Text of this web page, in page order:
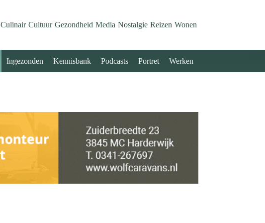
Culinair Cultuur Gezondheid Media Nostalgie Reizen Wonen
Ingezonden Kennisbank Podcasts Portret Werken